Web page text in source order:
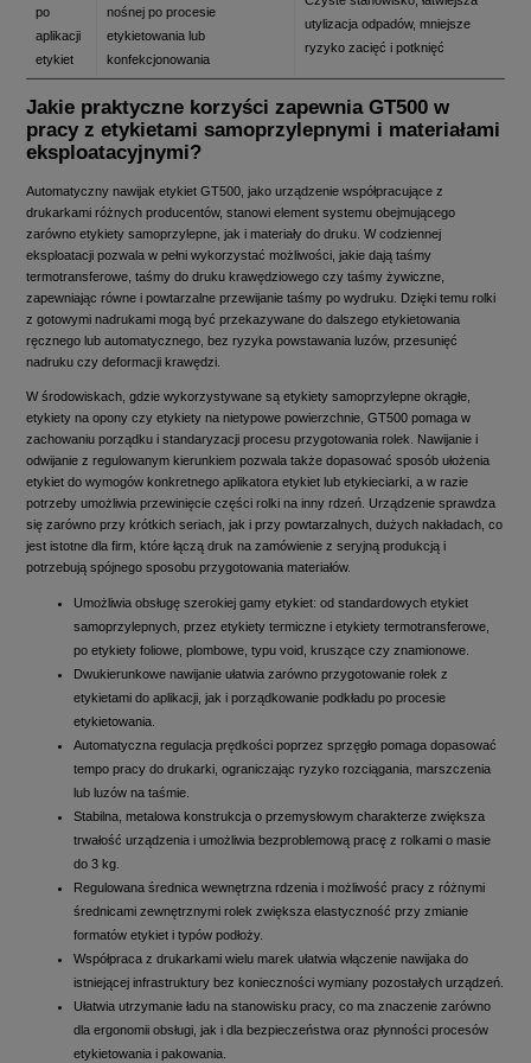
po
aplikacji
etykiet
nośnej po procesie
etykietowania lub
konfekcjonowania
utylizacja odpadów, mniejsze
ryzyko zacięć i potknięć
Jakie praktyczne korzyści zapewnia GT500 w
pracy z etykietami samoprzylepnymi i materiałami
eksploatacyjnymi?
Automatyczny nawijak etykiet GT500, jako urządzenie współpracujące z
drukarkami różnych producentów, stanowi element systemu obejmującego
zarówno etykiety samoprzylepne, jak i materiały do druku. W codziennej
eksploatacji pozwala w pełni wykorzystać możliwości, jakie dają taśmy
termotransferowe, taśmy do druku krawędziowego czy taśmy żywiczne,
zapewniając równe i powtarzalne przewijanie taśmy po wydruku. Dzięki temu rolki
z gotowymi nadrukami mogą być przekazywane do dalszego etykietowania
ręcznego lub automatycznego, bez ryzyka powstawania luzów, przesunięć
nadruku czy deformacji krawędzi.
W środowiskach, gdzie wykorzystywane są etykiety samoprzylepne okrągłe,
etykiety na opony czy etykiety na nietypowe powierzchnie, GT500 pomaga w
zachowaniu porządku i standaryzacji procesu przygotowania rolek. Nawijanie i
odwijanie z regulowanym kierunkiem pozwala także dopasować sposób ułożenia
etykiet do wymogów konkretnego aplikatora etykiet lub etykieciarki, a w razie
potrzeby umożliwia przewinięcie części rolki na inny rdzeń. Urządzenie sprawdza
się zarówno przy krótkich seriach, jak i przy powtarzalnych, dużych nakładach, co
jest istotne dla firm, które łączą druk na zamówienie z seryjną produkcją i
potrzebują spójnego sposobu przygotowania materiałów.
Umożliwia obsługę szerokiej gamy etykiet: od standardowych etykiet
samoprzylepnych, przez etykiety termiczne i etykiety termotransferowe,
po etykiety foliowe, plombowe, typu void, kruszące czy znamionowe.
Dwukierunkowe nawijanie ułatwia zarówno przygotowanie rolek z
etykietami do aplikacji, jak i porządkowanie podkładu po procesie
etykietowania.
Automatyczna regulacja prędkości poprzez sprzęgło pomaga dopasować
tempo pracy do drukarki, ograniczając ryzyko rozciągania, marszczenia
lub luzów na taśmie.
Stabilna, metalowa konstrukcja o przemysłowym charakterze zwiększa
trwałość urządzenia i umożliwia bezproblemową pracę z rolkami o masie
do 3 kg.
Regulowana średnica wewnętrzna rdzenia i możliwość pracy z różnymi
średnicami zewnętrznymi rolek zwiększa elastyczność przy zmianie
formatów etykiet i typów podłoży.
Współpraca z drukarkami wielu marek ułatwia włączenie nawijaka do
istniejącej infrastruktury bez konieczności wymiany pozostałych urządzeń.
Ułatwia utrzymanie ładu na stanowisku pracy, co ma znaczenie zarówno
dla ergonomii obsługi, jak i dla bezpieczeństwa oraz płynności procesów
etykietowania i pakowania.